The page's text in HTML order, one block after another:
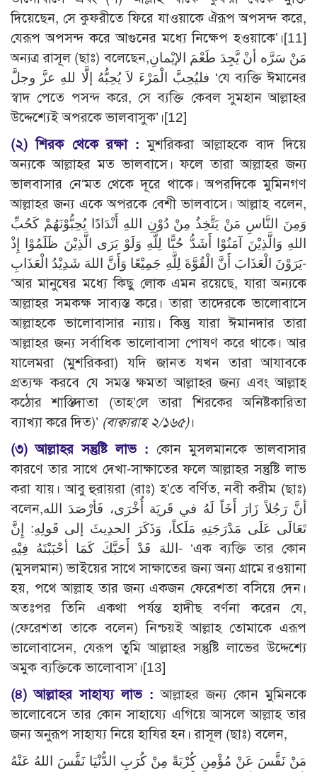
দিয়েছেন, সে কুফরীতে ফিরে যাওয়াকে ঐরূপ অপসন্দ করে,
যেরূপ অপসন্দ করে আগুনের মধ্যে নিক্ষেপ হওয়াকে’।[11]
অন্যত্র রাসূল (ছাঃ) বলেছেন,مَنْ سَرَّه أنْ يَّجِدَ طَعْمَ الإيْمانِ
فليُحِبَّ الْمَرْءَ لاَ يُحِبُّهُ إلَّا للهِ عزَّ وجلَّ ‘যে ব্যক্তি ঈমানের
স্বাদ পেতে পসন্দ করে, সে ব্যক্তি কেবল সুমহান আল্লাহর
উদ্দেশ্যেই অপরকে ভালবাসুক’।[12]
(২) শিরক থেকে রক্ষা : মুশরিকরা আল্লাহকে বাদ দিয়ে
অন্যকে আল্লাহর মত ভালবাসে। ফলে তারা আল্লাহর জন্য
ভালবাসার নে‘মত থেকে দূরে থাকে। অপরদিকে মুমিনগণ
আল্লাহর জন্য একে অপরকে বেশী ভালবাসে। আল্লাহ বলেন,
وَمِنَ النَّاسِ مَنْ يَتَّخِذُ مِنْ دُوْنِ اللهِ أَنْدَادًا يُحِبُّوْنَهُمْ كَحُبِّ
اللهِ وَالَّذِيْنَ آمَنُوْا أَشَدُّ حُبًّا لِلَّهِ وَلَوْ يَرَى الَّذِيْنَ ظَلَمُوْا إِذْ
يَرَوْنَ الْعَذَابَ أَنَّ الْقُوَّةَ لِلَّهِ جَمِيْعًا وَأَنَّ اللهَ شَدِيْدُ الْعَذَابِ-
‘আর মানুষের মধ্যে কিছু লোক এমন রয়েছে, যারা অন্যকে
আল্লাহর সমকক্ষ সাব্যস্ত করে। তারা তাদেরকে ভালোবাসে
আল্লাহকে ভালোবাসার ন্যায়। কিন্তু যারা ঈমানদার তারা
আল্লাহর জন্য সর্বাধিক ভালোবাসা পোষণ করে থাকে। আর
যালেমরা (মুশরিকরা) যদি জানত যখন তারা আযাবকে
প্রত্যক্ষ করবে যে সমস্ত ক্ষমতা আল্লাহর জন্য এবং আল্লাহ
কঠোর শাস্তিদাতা (তাহ’লে তারা শিরকের অনিষ্টকারিতা
ব্যাখ্যা করে দিত)’ (বাক্বারাহ ২/১৬৫)।
(৩) আল্লাহর সন্তুষ্টি লাভ : কোন মুসলমানকে ভালবাসার
কারণে তার সাথে দেখা-সাক্ষাতের ফলে আল্লাহর সন্তুষ্টি লাভ
করা যায়। আবু হুরায়রা (রাঃ) হ’তে বর্ণিত, নবী করীম (ছাঃ)
বলেন,أنَّ رَجُلاً زَارَ أَخَاً لَهُ في قَريَة أُخْرَى، فَأرْصَدَ الله
تَعَالَى عَلَى مَدْرَجَتِهِ مَلَكاً، وَذَكَرَ الحدِيثَ إلى قَولِهِ: إِنَّ
اللهَ قَدْ أَحَبَّكَ كَمَا أحْبَبْتَهُ فِيْهِ- ‘এক ব্যক্তি তার কোন
(মুসলমান) ভাইয়ের সাথে সাক্ষাতের জন্য অন্য গ্রামে রওয়ানা
হয়, পথে আল্লাহ তার জন্য একজন ফেরেশতা বসিয়ে দেন।
অতঃপর তিনি একথা পর্যন্ত হাদীছ বর্ণনা করেন যে,
(ফেরেশতা তাকে বলেন) নিশ্চয়ই আল্লাহ তোমাকে এরূপ
ভালোবাসেন, যেরূপ তুমি আল্লাহর সন্তুষ্টি লাভের উদ্দেশ্যে
অমুক ব্যক্তিকে ভালোবাস’।[13]
(৪) আল্লাহর সাহায্য লাভ : আল্লাহর জন্য কোন মুমিনকে
ভালোবেসে তার কোন সাহায্যে এগিয়ে আসলে আল্লাহ তার
জন্য অনুরূপ সাহায্য নিয়ে হাযির হন। রাসূল (ছাঃ) বলেন,
مَنْ نَفَّسَ عَنْ مُؤْمِنٍ كُرْبَةً مِنْ كُرَبِ الدُّنْيَا نَفَّسَ اللهُ عَنْهُ